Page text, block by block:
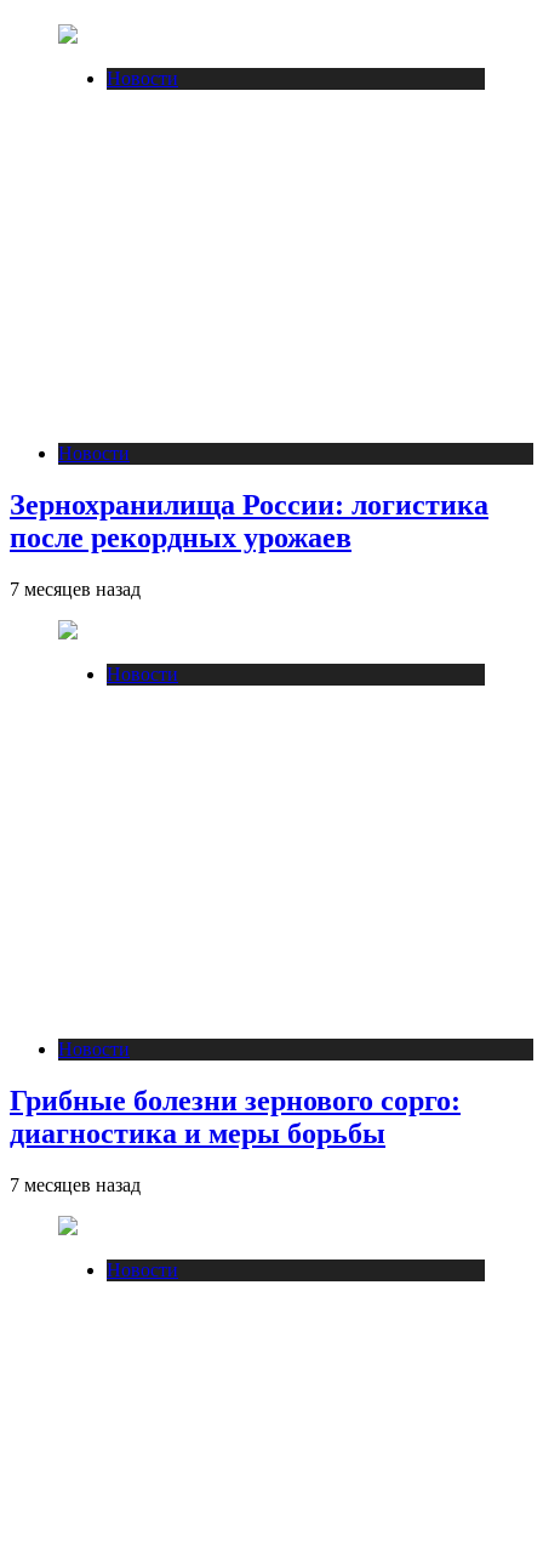
Новости
Новости
Зернохранилища России: логистика
после рекордных урожаев
7 месяцев назад
Новости
Новости
Грибные болезни зернового сорго:
диагностика и меры борьбы
7 месяцев назад
Новости